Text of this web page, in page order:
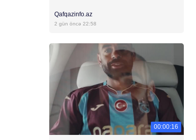
Qafqazinfo.az
2 gün öncə 22:58
00:00:16